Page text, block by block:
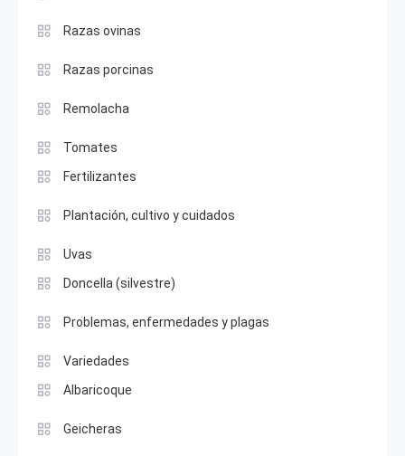
Razas ovinas
Razas porcinas
Remolacha
Tomates
Fertilizantes
Plantación, cultivo y cuidados
Uvas
Doncella (silvestre)
Problemas, enfermedades y plagas
Variedades
Albaricoque
Geicheras